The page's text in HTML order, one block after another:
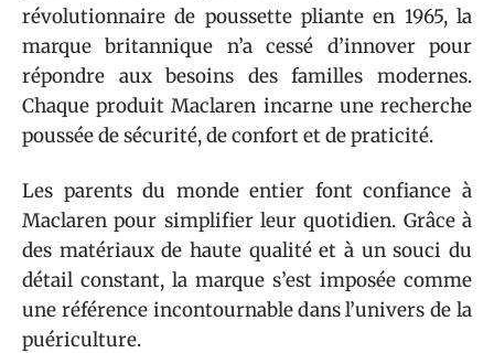
révolutionnaire de poussette pliante en 1965, la
marque britannique n’a cessé d’innover pour
répondre aux besoins des familles modernes.
Chaque produit Maclaren incarne une recherche
poussée de sécurité, de confort et de praticité.
Les parents du monde entier font confiance à
Maclaren pour simplifier leur quotidien. Grâce à
des matériaux de haute qualité et à un souci du
détail constant, la marque s’est imposée comme
une référence incontournable dans l’univers de la
puériculture.